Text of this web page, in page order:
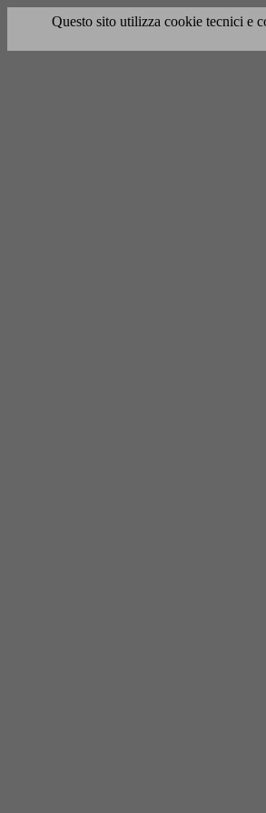
Questo sito utilizza cookie tecnici e